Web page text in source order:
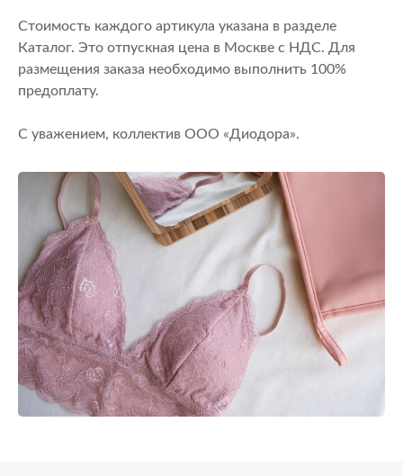
Стоимость каждого артикула указана в разделе
Каталог. Это отпускная цена в Москве с НДС. Для
размещения заказа необходимо выполнить 100%
предоплату.
С уважением, коллектив ООО «Диодора».